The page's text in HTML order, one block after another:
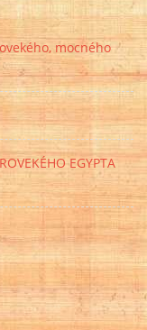
mocného
EGYPTA